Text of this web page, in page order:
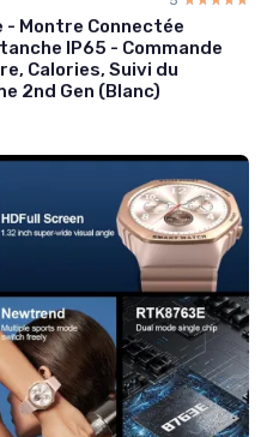
Montre Connectée
IP65 - Commande
Calories, Suivi du
2nd Gen (Blanc)